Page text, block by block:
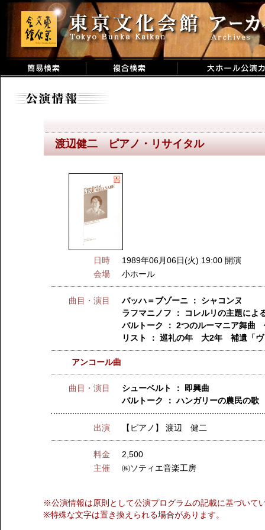
渡辺健二 ピアノ・リサイタル
日時
1989年06月06日(火) 19:00 開演
会場
小ホール
曲目・演目
バッハ＝ブゾーニ ： シャコンヌ
ラフマニノフ ： コレルリの主題に
バルトーク ： 2つのルーマニア舞曲
リスト ： 巡礼の年 大2年 補遺「ヴ
アンコール曲
曲目・演目
シューベルト ： 即興曲
バルトーク ： ハンガリーの農民の歌
出演 【ピアノ】渡辺 健二
料金
2,500
主催
㈱ソティエ音楽工房
※公演情報は原則として公演プログラムの記載に基づいて
※特殊な文字は置き換えられる場合があります。